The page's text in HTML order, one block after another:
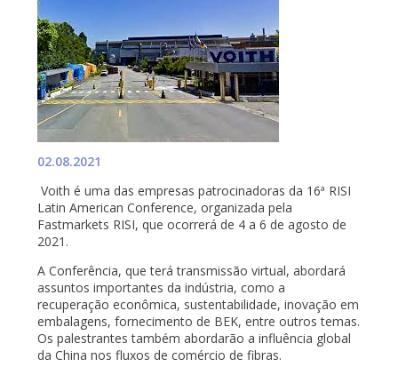
02.08.2021
Voith é uma das empresas patrocinadoras da 16ª RISI
Latin American Conference, organizada pela
Fastmarkets RISI, que ocorrerá de 4 a 6 de agosto de
2021.
A Conferência, que terá transmissão virtual, abordará
assuntos importantes da indústria, como a
recuperação econômica, sustentabilidade, inovação em
embalagens, fornecimento de BEK, entre outros temas.
Os palestrantes também abordarão a influência global
da China nos fluxos de comércio de fibras.